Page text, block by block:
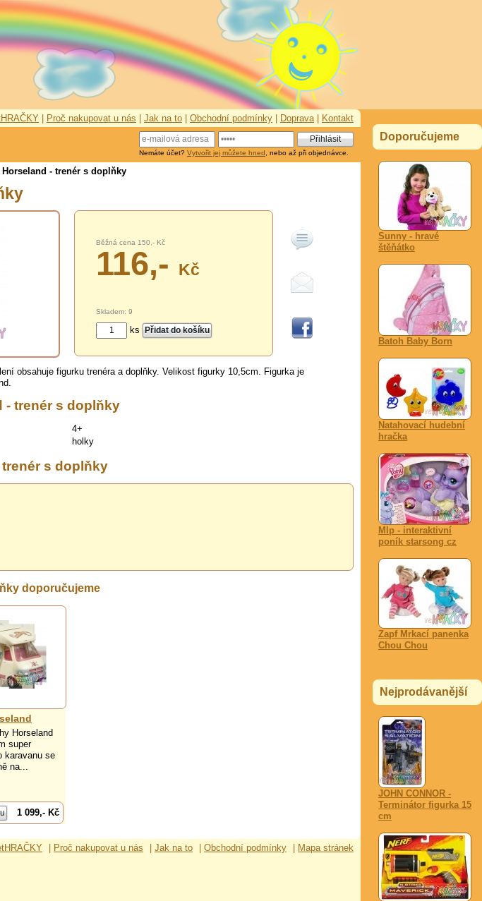
Doporučujeme
Sunny - hravé
štěňátko
Batoh Baby Born
Natahovací hudební
hračka
Mlp - interaktivní
poník starsong cz
Zapf Mrkací panenka
Chou Chou
Nejprodávanější
JOHN CONNOR -
Terminátor figurka 15
cm
Proč nakupovat u nás Jak na to Obchodní podmínky Doprava| Kontakt
Nemáte účet? Vytvořit jej můžete hned , nebo až při objednávce.
Horseland - trenér s doplňky
Běžná cena 150,- Kč
116,- Kč
Skladem: 9
ks
obsahuje figurku trenéra a doplňky. Velikost figurky 10,5cm. Figurka je
- trenér s doplňky
4+
holky
s doplňky
doporučujeme
Horseland
super
karavanu se
na...
1 099,- Kč
Proč nakupovat u nás Jak na to Obchodní podmínky Mapa stránek